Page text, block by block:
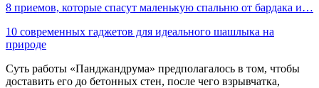
8 приемов, которые спасут маленькую спальню от бардака и…
10 современных гаджетов для идеального шашлыка на
природе
Суть работы «Панджандрума» предполагалось в том, чтобы
доставить его до бетонных стен, после чего взрывчатка,